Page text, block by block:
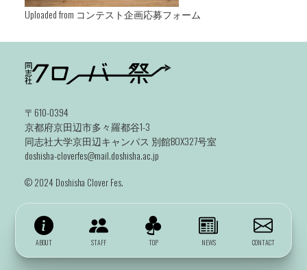
Uploaded from コンテスト企画応募フォーム
ABOUT STAFF TOP NEWS CONTACT
〒610-0394
京都府京田辺市多々羅都谷1-3
同志社大学京田辺キャンパス 別館BOX327号室
doshisha-cloverfes@mail.doshisha.ac.jp
©️ 2024 Doshisha Clover Fes.